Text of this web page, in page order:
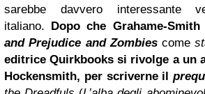
sarebbe davvero interessante
italiano. Dopo che Grahame-
and Prejudice and Zombies come
editrice Quirkbooks si rivolge a un
Hockensmith, per scriverne il